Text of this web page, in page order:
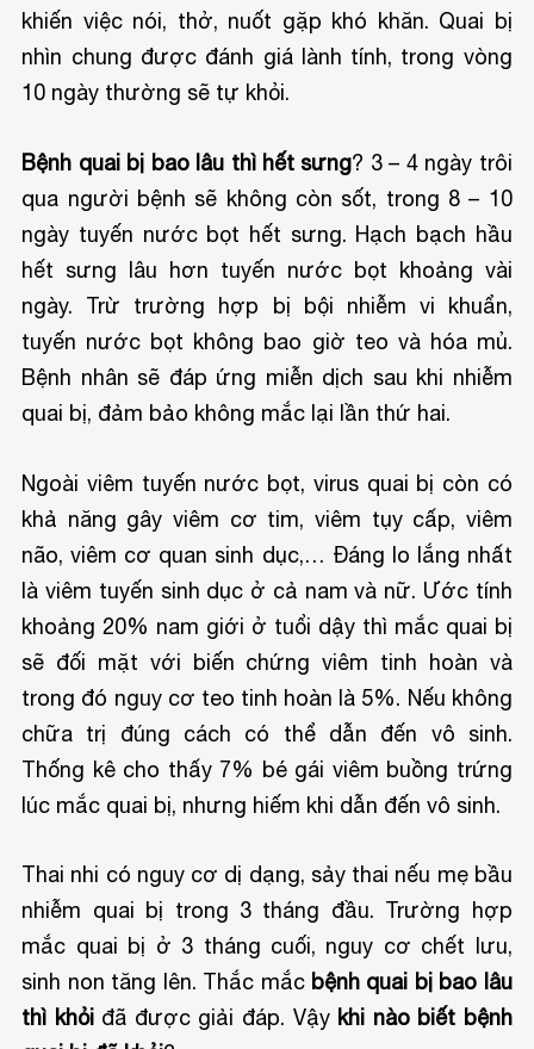
khiến việc nói, thở, nuốt gặp khó khăn. Quai bị
nhìn chung được đánh giá lành tính, trong vòng
10 ngày thường sẽ tự khỏi.
Bệnh quai bị bao lâu thì hết sưng? 3 – 4 ngày trôi
qua người bệnh sẽ không còn sốt, trong 8 – 10
ngày tuyến nước bọt hết sưng. Hạch bạch hầu
hết sưng lâu hơn tuyến nước bọt khoảng vài
ngày. Trừ trường hợp bị bội nhiễm vi khuẩn,
tuyến nước bọt không bao giờ teo và hóa mủ.
Bệnh nhân sẽ đáp ứng miễn dịch sau khi nhiễm
quai bị, đảm bảo không mắc lại lần thứ hai.
Ngoài viêm tuyến nước bọt, virus quai bị còn có
khả năng gây viêm cơ tim, viêm tụy cấp, viêm
não, viêm cơ quan sinh dục,… Đáng lo lắng nhất
là viêm tuyến sinh dục ở cả nam và nữ. Ước tính
khoảng 20% nam giới ở tuổi dậy thì mắc quai bị
sẽ đối mặt với biến chứng viêm tinh hoàn và
trong đó nguy cơ teo tinh hoàn là 5%. Nếu không
chữa trị đúng cách có thể dẫn đến vô sinh.
Thống kê cho thấy 7% bé gái viêm buồng trứng
lúc mắc quai bị, nhưng hiếm khi dẫn đến vô sinh.
Thai nhi có nguy cơ dị dạng, sảy thai nếu mẹ bầu
nhiễm quai bị trong 3 tháng đầu. Trường hợp
mắc quai bị ở 3 tháng cuối, nguy cơ chết lưu,
sinh non tăng lên. Thắc mắc bệnh quai bị bao lâu
thì khỏiđã được giải đáp. Vậy khi nào biết bệnh